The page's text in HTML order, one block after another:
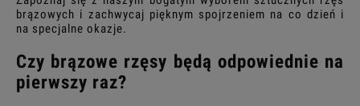
brązowych i zachwycaj pięknym spojrzeniem na co dzień i
na specjalne okazje.
Czy brązowe rzęsy będą odpowiednie na
pierwszy raz?